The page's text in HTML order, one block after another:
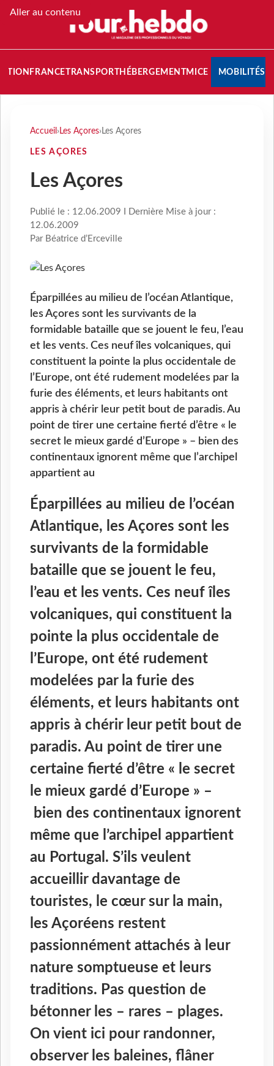
Aller au contenu
FRANCETRANSPORT HÉBERGEMENTMICE MOBILITÉS
Accueil › Les Açores› Les Açores
LES AÇORES
Les Açores
Publié le : 12.06.2009 I Dernière Mise à jour :
12.06.2009
Par Béatrice d’Erceville
Éparpillées au milieu de l’océan Atlantique,
les Açores sont les survivants de la
formidable bataille que se jouent le feu, l’eau
et les vents. Ces neuf îles volcaniques, qui
constituent la pointe la plus occidentale de
l’Europe, ont été rudement modelées par la
furie des éléments, et leurs habitants ont
appris à chérir leur petit bout de paradis. Au
point de tirer une certaine fierté d’être « le
secret le mieux gardé d’Europe » – bien des
continentaux ignorent même que l’archipel
appartient au
Éparpillées au milieu de l’océan
Atlantique, les Açores sont les
survivants de la formidable
bataille que se jouent le feu,
l’eau et les vents. Ces neuf îles
volcaniques, qui constituent la
pointe la plus occidentale de
l’Europe, ont été rudement
modelées par la furie des
éléments, et leurs habitants ont
appris à chérir leur petit bout de
paradis. Au point de tirer une
certaine fierté d’être « le secret
le mieux gardé d’Europe » –
bien des continentaux ignorent
même que l’archipel appartient
au Portugal. S’ils veulent
accueillir davantage de
touristes, le cœur sur la main,
les Açoréens restent
passionnément attachés à leur
nature somptueuse et leurs
traditions. Pas question de
bétonner les – rares – plages.
On vient ici pour randonner,
observer les baleines, flâner